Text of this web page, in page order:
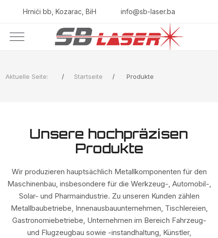
Hrnići bb, Kozarac, BiH info@sb-laser.ba
Aktuelle Seite: Startseite Produkte
Unsere hochpräzisen
Produkte
Wir produzieren hauptsächlich Metallkomponenten für den
Maschinenbau, insbesondere für die Werkzeug-, Automobil-,
Solar- und Pharmaindustrie. Zu unseren Kunden zählen
Metallbaubetriebe, Innenausbauunternehmen, Tischlereien,
Gastronomiebetriebe, Unternehmen im Bereich Fahrzeug-
und Flugzeugbau sowie -instandhaltung, Künstler,